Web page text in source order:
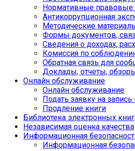
Нормативные правовые
Антикоррупционная
Методические
Формы документов,
Сведения о доходах,
Комиссия по
Обратная связь для
Доклады, отчеты,
Онлайн обслуживание
Онлайн обслуживание
Подать заявку на
Продление книги
Библиотека электронных книг
Независимая оценка качества
Информационная
Информационная